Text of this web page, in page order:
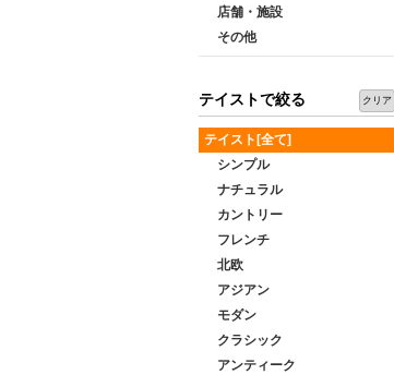
店舗・施設
その他
テイストで絞る クリア
テイスト[全て]
シンプル
ナチュラル
カントリー
フレンチ
北欧
アジアン
モダン
クラシック
アンティーク